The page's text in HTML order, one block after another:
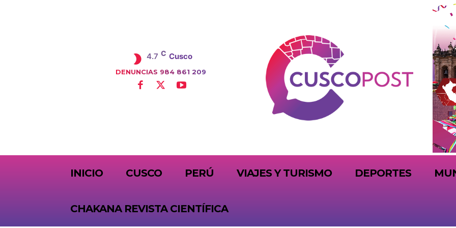
4.7 C Cusco
DENUNCIAS 984 861 209
INICIO CUSCO PERÚ VIAJES Y TURISMO DEPORTES
CHAKANA REVISTA CIENTÍFICA